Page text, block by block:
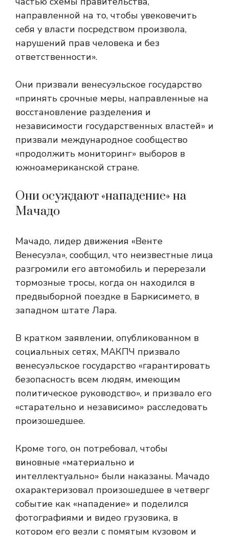
направленной на то, чтобы увековечить
себя у власти посредством произвола,
нарушений прав человека и без
ответственности».
Они призвали венесуэльское государство
«принять срочные меры, направленные на
восстановление разделения и
независимости государственных властей» и
призвали международное сообщество
«продолжить мониторинг» выборов в
южноамериканской стране.
Они осуждают «нападение» на
Мачадо
Мачадо, лидер движения «Венте
Венесуэла», сообщил, что неизвестные лица
разгромили его автомобиль и перерезали
тормозные тросы, когда он находился в
предвыборной поездке в Баркисимето, в
западном штате Лара.
В кратком заявлении, опубликованном в
социальных сетях, МАКПЧ призвало
венесуэльское государство «гарантировать
безопасность всем людям, имеющим
политическое руководство», и призвало его
«старательно и независимо» расследовать
произошедшее.
Кроме того, он потребовал, чтобы
виновные «материально и
интеллектуально» были наказаны. Мачадо
охарактеризовал произошедшее в четверг
событие как «нападение» и поделился
фотографиями и видео грузовика, в
котором его везли с помятым кузовом и